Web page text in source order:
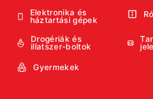
Elektronika és
háztartási gépek
Drogériák és
illatszer-boltok
Gyermekek